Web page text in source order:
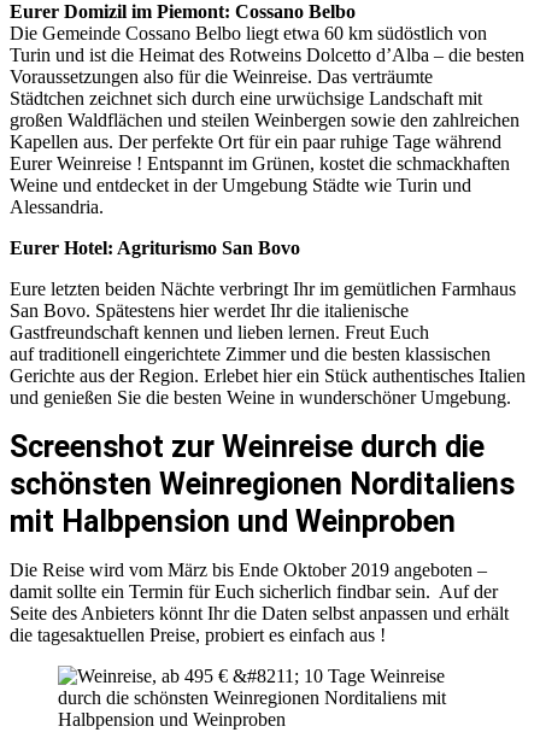
Eurer Domizil im Piemont: Cossano Belbo
Die Gemeinde Cossano Belbo liegt etwa 60 km südöstlich von
Turin und ist die Heimat des Rotweins Dolcetto d’Alba – die besten
Voraussetzungen also für die Weinreise. Das verträumte
Städtchen zeichnet sich durch eine urwüchsige Landschaft mit
großen Waldflächen und steilen Weinbergen sowie den zahlreichen
Kapellen aus. Der perfekte Ort für ein paar ruhige Tage während
Eurer Weinreise ! Entspannt im Grünen, kostet die schmackhaften
Weine und entdecket in der Umgebung Städte wie Turin und
Alessandria.
Eurer Hotel: Agriturismo San Bovo
Eure letzten beiden Nächte verbringt Ihr im gemütlichen Farmhaus
San Bovo. Spätestens hier werdet Ihr die italienische
Gastfreundschaft kennen und lieben lernen. Freut Euch
auf traditionell eingerichtete Zimmer und die besten klassischen
Gerichte aus der Region. Erlebet hier ein Stück authentisches Italien
und genießen Sie die besten Weine in wunderschöner Umgebung.
Screenshot zur Weinreise durch die
schönsten Weinregionen Norditaliens
mit Halbpension und Weinproben
Die Reise wird vom März bis Ende Oktober 2019 angeboten –
damit sollte ein Termin für Euch sicherlich findbar sein. Auf der
Seite des Anbieters könnt Ihr die Daten selbst anpassen und erhält
die tagesaktuellen Preise, probiert es einfach aus !